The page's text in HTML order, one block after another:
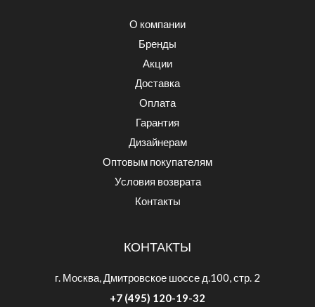
О компании
Бренды
Акции
Доставка
Оплата
Гарантия
Дизайнерам
Оптовым покупателям
Условия возврата
Контакты
КОНТАКТЫ
г. Москва, Дмитровское шоссе д.100, стр. 2
+7 (495) 120-19-32